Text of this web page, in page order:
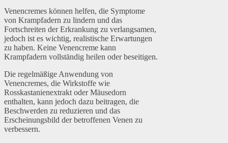
Venencremes können helfen, die Symptome
von Krampfadern zu lindern und das
Fortschreiten der Erkrankung zu verlangsamen,
jedoch ist es wichtig, realistische Erwartungen
zu haben. Keine Venencreme kann
Krampfadern vollständig heilen oder beseitigen.
Die regelmäßige Anwendung von
Venencremes, die Wirkstoffe wie
Rosskastanienextrakt oder Mäusedorn
enthalten, kann jedoch dazu beitragen, die
Beschwerden zu reduzieren und das
Erscheinungsbild der betroffenen Venen zu
verbessern.